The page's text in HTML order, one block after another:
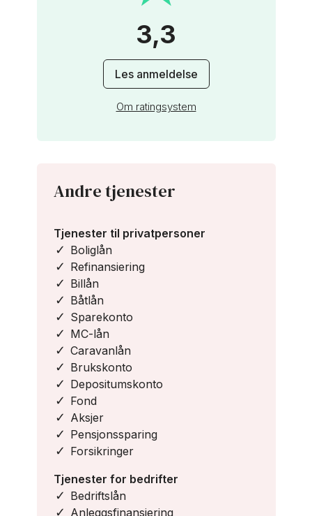
3,3
Les anmeldelse
Om ratingsystem
Andre tjenester
Tjenester til privatpersoner
Boliglån
Refinansiering
Billån
Båtlån
Sparekonto
MC-lån
Caravanlån
Brukskonto
Depositumskonto
Fond
Aksjer
Pensjonssparing
Forsikringer
Tjenester for bedrifter
Bedriftslån
Anleggsfinansiering